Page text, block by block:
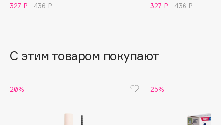
Banderas
Beauty Pati
beautyblender
327 ₽
436 ₽
327 ₽
436 ₽
С этим товаром покупают
20% 25%